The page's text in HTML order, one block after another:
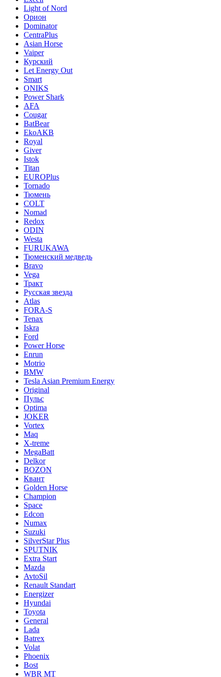
Light of Nord
Орион
Dominator
CentraPlus
Asian Horse
Vaiper
Курский
Let Energy Out
Smart
ONIKS
Power Shark
AFA
Cougar
BatBear
EkoAKB
Royal
Giver
Istok
Titan
EUROPlus
Tornado
Тюмень
COLT
Nomad
Redox
ODIN
Westa
FURUKAWA
Тюменский медведь
Bravo
Vega
Тракт
Русская звезда
Atlas
FORA-S
Tenax
Iskra
Ford
Power Horse
Enrun
Motrio
BMW
Tesla Asian Premium Energy
Original
Пульс
Optima
JOKER
Vortex
Maq
X-treme
MegaBatt
Delkor
BOZON
Квант
Golden Horse
Champion
Space
Edcon
Numax
Suzuki
SilverStar Plus
SPUTNIK
Extra Start
Mazda
AvtoSil
Renault Standart
Energizer
Hyundai
Toyota
General
Lada
Batrex
Volat
Phoenix
Bost
WBR MT